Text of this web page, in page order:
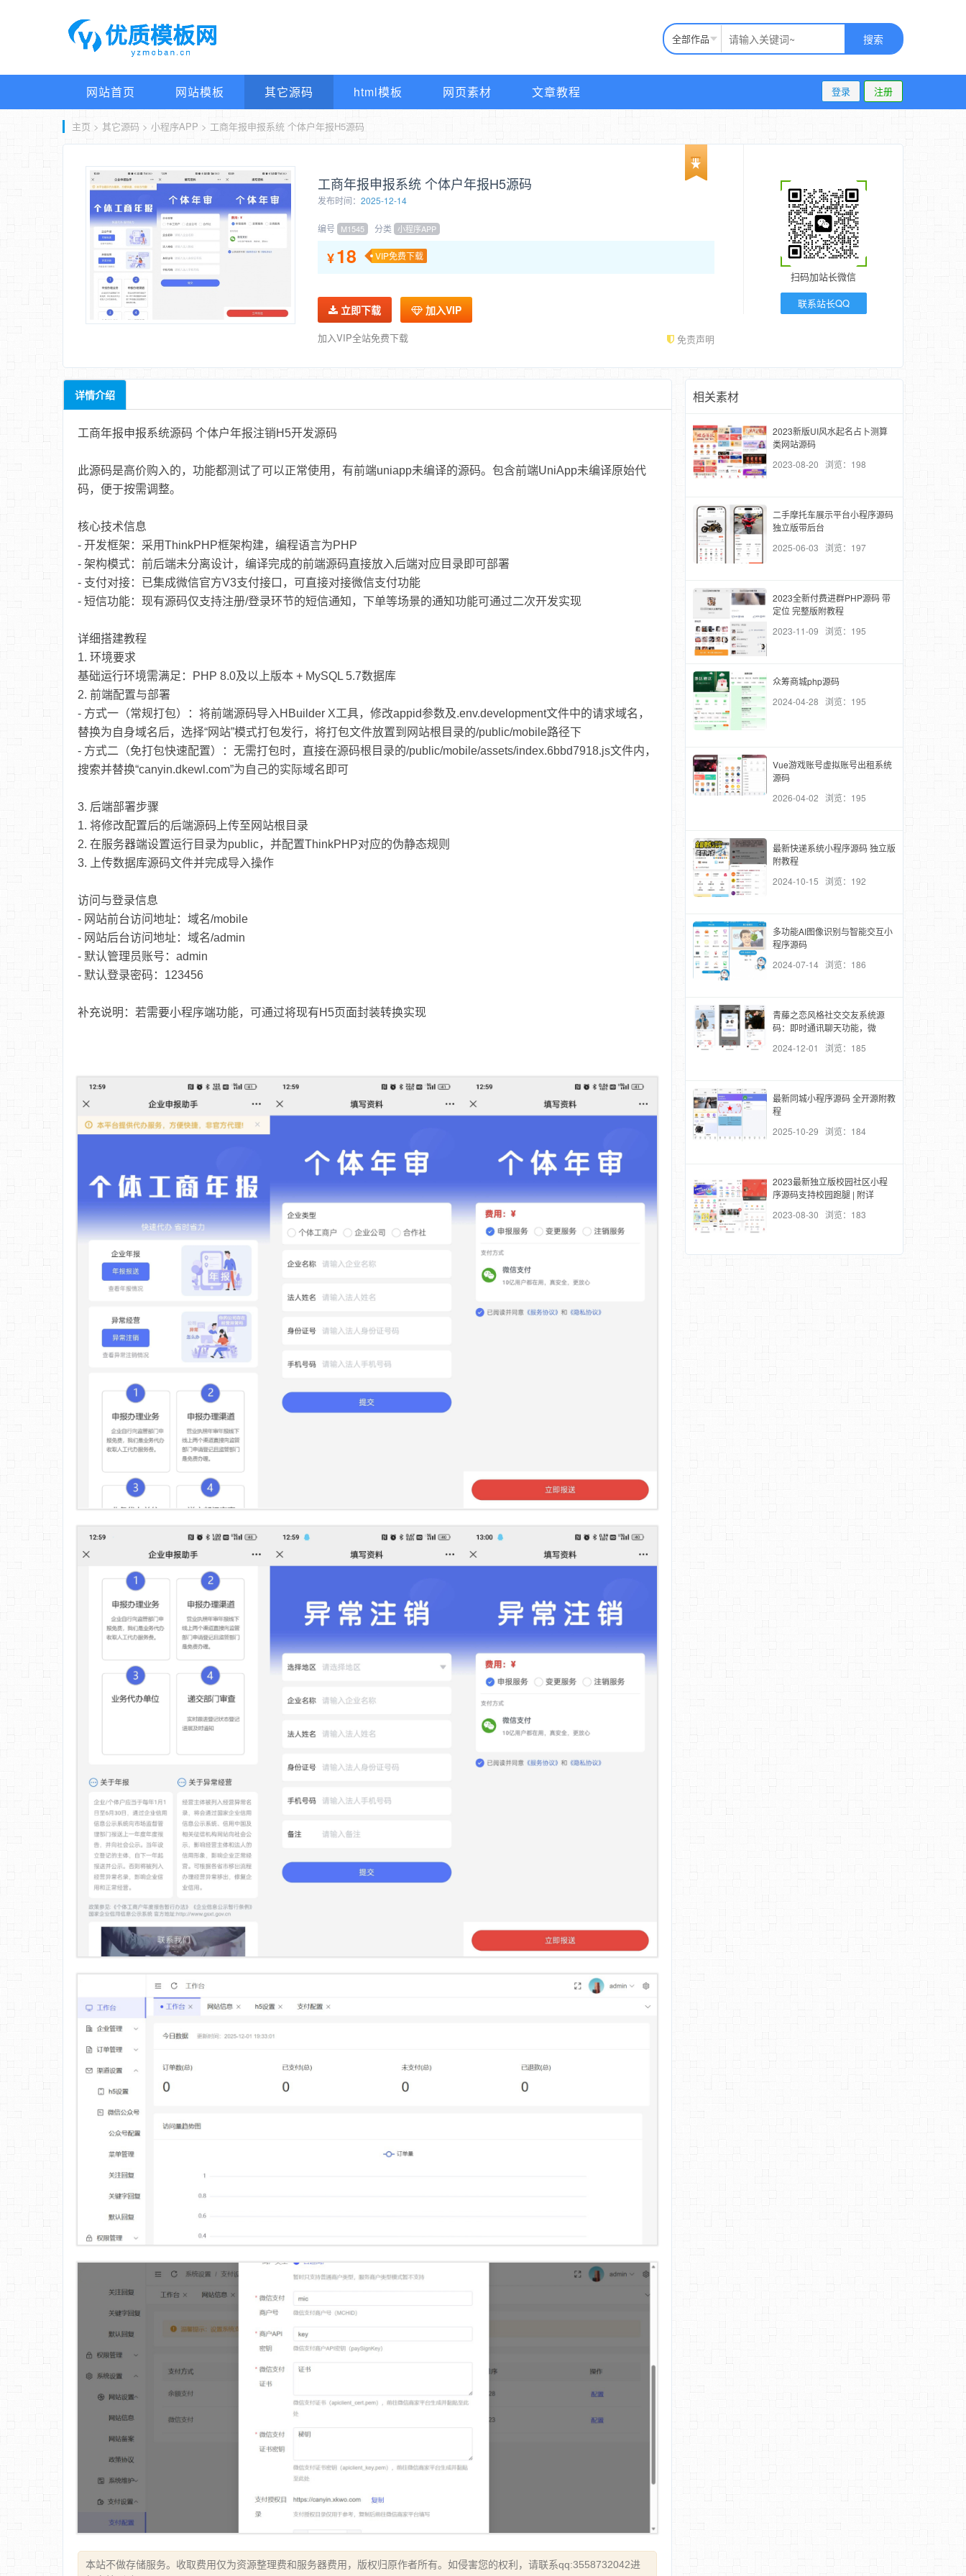
全部作品 搜索
网站首页 网站模板 其它源码 html模板 网页素材 文章教程 登录 注册
主页 > 其它源码 > 小程序APP > 工商年报申报系统 个体户年报H5源码
工商年报申报系统 个体户年报H5源码
发布时间： 2025-12-14
编号 M1545 分类 小程序APP
¥18 VIP免费下载
立即下载 加入VIP
加入VIP全站免费下载 免责声明
扫码加站长微信
联系站长QQ
详情介绍
工商年报申报系统源码 个体户年报注销H5开发源码
此源码是高价购入的，功能都测试了可以正常使用，有前端uniapp未编译的源码。包含前端UniApp未编译原始代
码，便于按需调整。
核心技术信息
- 开发框架：采用ThinkPHP框架构建，编程语言为PHP
- 架构模式：前后端未分离设计，编译完成的前端源码直接放入后端对应目录即可部署
- 支付对接：已集成微信官方V3支付接口，可直接对接微信支付功能
- 短信功能：现有源码仅支持注册/登录环节的短信通知，下单等场景的通知功能可通过二次开发实现
详细搭建教程
1. 环境要求
基础运行环境需满足：PHP 8.0及以上版本 + MySQL 5.7数据库
2. 前端配置与部署
- 方式一（常规打包）：将前端源码导入HBuilder X工具，修改appid参数及.env.development文件中的请求域名，
替换为自身域名后，选择“网站”模式打包发行，将打包文件放置到网站根目录的/public/mobile路径下
- 方式二（免打包快速配置）：无需打包时，直接在源码根目录的/public/mobile/assets/index.6bbd7918.js文件内，
搜索并替换“canyin.dkewl.com”为自己的实际域名即可
3. 后端部署步骤
1. 将修改配置后的后端源码上传至网站根目录
2. 在服务器端设置运行目录为public，并配置ThinkPHP对应的伪静态规则
3. 上传数据库源码文件并完成导入操作
访问与登录信息
- 网站前台访问地址：域名/mobile
- 网站后台访问地址：域名/admin
- 默认管理员账号：admin
- 默认登录密码：123456
补充说明：若需要小程序端功能，可通过将现有H5页面封装转换实现
本站不做存储服务。收取费用仅为资源整理费和服务器费用，版权归原作者所有。如侵害您的权利，请联系qq:3558732042进
相关素材
2023新版UI风水起名占卜测算
类网站源码
2023-08-20 浏览：198
二手摩托车展示平台小程序源码
独立版带后台
2025-06-03 浏览：197
2023全新付费进群PHP源码 带
定位 完整版附教程
2023-11-09 浏览：195
众筹商城php源码
2024-04-28 浏览：195
Vue游戏账号虚拟账号出租系统
源码
2026-04-02 浏览：195
最新快递系统小程序源码 独立版
附教程
2024-10-15 浏览：192
多功能AI图像识别与智能交互小
程序源码
2024-07-14 浏览：186
青藤之恋风格社交交友系统源
码：即时通讯聊天功能，微
2024-12-01 浏览：185
最新同城小程序源码 全开源附教
程
2025-10-29 浏览：184
2023最新独立版校园社区小程
序源码支持校园跑腿 | 附详
2023-08-30 浏览：183